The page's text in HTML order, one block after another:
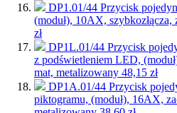
DP1.01/44 Przycisk
(moduł), 10AX, szybkozłącza,
zł
DP1L.01/44 Przycisk
z podświetleniem LED,
mat, metalizowany 48,15 zł
DP1A.01/44 Przycisk
piktogramu, (moduł), 16AX,